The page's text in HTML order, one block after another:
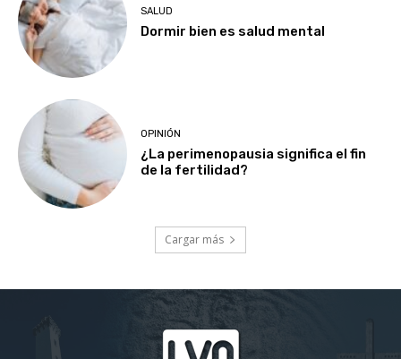
SALUD
Dormir bien es salud mental
OPINIÓN
¿La perimenopausia significa el fin
de la fertilidad?
Cargar más